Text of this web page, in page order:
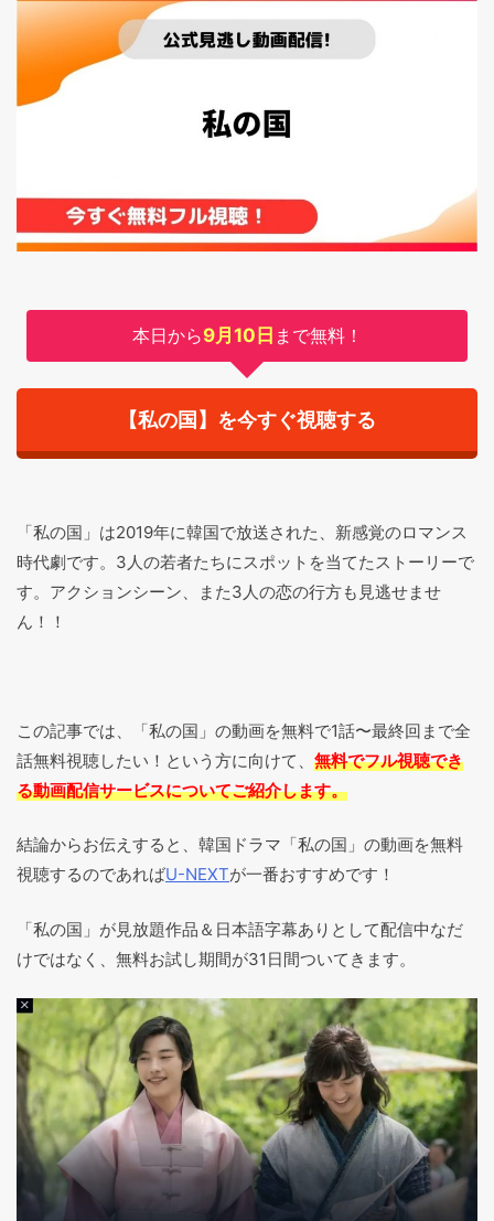
本日から9月10日 まで無料！
【私の国】を今すぐ視聴する
「私の国」は2019年に韓国で放送された、新感覚のロマンス
時代劇です。3人の若者たちにスポットを当てたストーリーで
す。アクションシーン、また3人の恋の行方も見逃せませ
ん！！
この記事では、「私の国」の動画を無料で1話〜最終回まで全
話無料視聴したい！という方に向けて、 無料でフル視聴でき
る動画配信サービスについてご紹介します。
結論からお伝えすると、韓国ドラマ「私の国」の動画を無料
視聴するのであればU-NEXTが一番おすすめです！
「私の国」が見放題作品＆日本語字幕ありとして配信中なだ
けではなく、無料お試し期間が31日間ついてきます。